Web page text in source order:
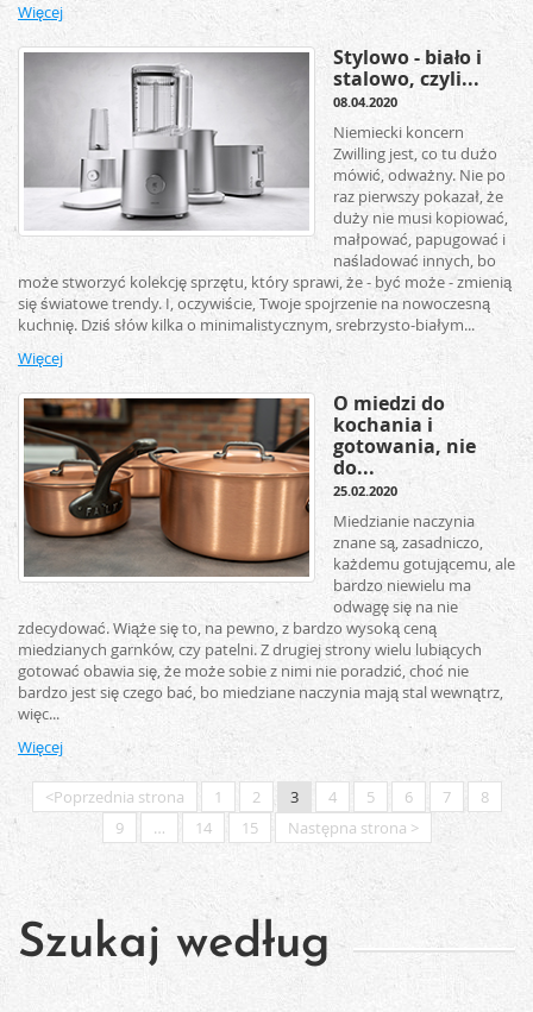
Więcej
Stylowo - biało i
stalowo, czyli...
08.04.2020
Niemiecki koncern
Zwilling jest, co tu dużo
mówić, odważny. Nie po
raz pierwszy pokazał, że
duży nie musi kopiować,
małpować, papugować i
naśladować innych, bo
może stworzyć kolekcję sprzętu, który sprawi, że - być może - zmienią
się światowe trendy. I, oczywiście, Twoje spojrzenie na nowoczesną
kuchnię. Dziś słów kilka o minimalistycznym, srebrzysto-białym...
Więcej
O miedzi do
kochania i
gotowania, nie
do...
25.02.2020
Miedzianie naczynia
znane są, zasadniczo,
każdemu gotującemu, ale
bardzo niewielu ma
odwagę się na nie
zdecydować. Wiąże się to, na pewno, z bardzo wysoką ceną
miedzianych garnków, czy patelni. Z drugiej strony wielu lubiących
gotować obawia się, że może sobie z nimi nie poradzić, choć nie
bardzo jest się czego bać, bo miedziane naczynia mają stal wewnątrz,
więc...
Więcej
<Poprzednia strona 1 2 3 4 5 6 7
8
9
… 14 15 Następna strona >
Szukaj według